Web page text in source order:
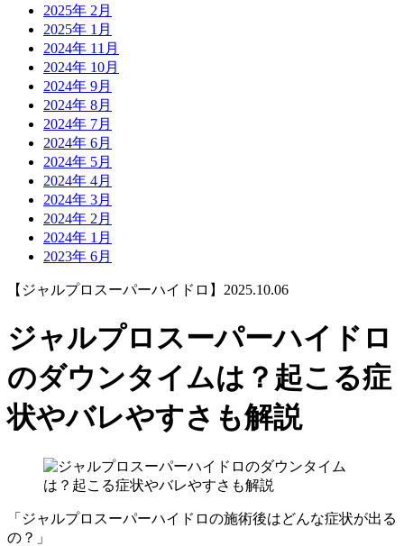
2025年 2月
2025年 1月
2024年 11月
2024年 10月
2024年 9月
2024年 8月
2024年 7月
2024年 6月
2024年 5月
2024年 4月
2024年 3月
2024年 2月
2024年 1月
2023年 6月
【ジャルプロスーパーハイドロ】 2025.10.06
ジャルプロスーパーハイドロ
のダウンタイムは？起こる症
状やバレやすさも解説
「ジャルプロスーパーハイドロの施術後はどんな症状が出る
の？」